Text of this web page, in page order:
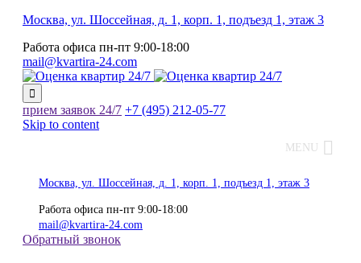
Москва, ул. Шоссейная, д. 1, корп. 1, подъезд 1, этаж 3
Работа офиса пн-пт 9:00-18:00
mail@kvartira-24.com

прием заявок 24/7 +7 (495) 212-05-77
Skip to content
MENU
Москва, ул. Шоссейная, д. 1, корп. 1, подъезд 1, этаж 3
Работа офиса пн-пт 9:00-18:00
mail@kvartira-24.com
Обратный звонок